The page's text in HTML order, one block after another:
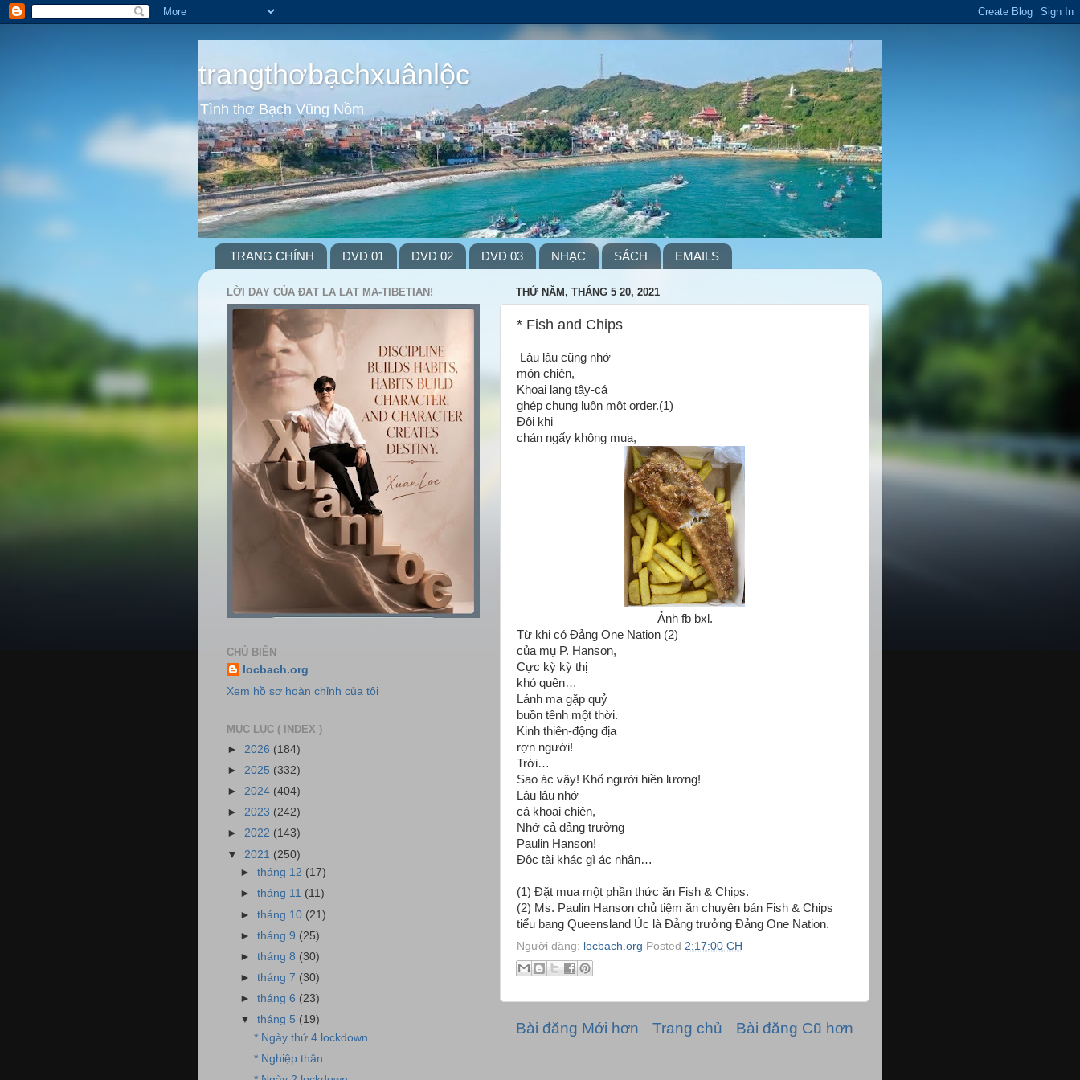
trangthơbạchxuânlộc
Tình thơ Bạch Vũng Nồm
TRANG CHÍNH DVD 01 DVD 02 DVD 03 NHẠC SÁCH EMAILS
THỨ NĂM, THÁNG 5 20, 2021
* Fish and Chips
Lâu lâu cũng nhớ
món chiên,
Khoai lang tây-cá
ghép chung luôn một order.(1)
Đôi khi
chán ngấy không mua,
Ảnh fb bxl.
Từ khi có Đảng One Nation (2)
của mụ P. Hanson,
Cực kỳ kỳ thị
khó quên…
Lánh ma gặp quỷ
buồn tênh một thời.
Kinh thiên-động địa
rợn người!
Trời…
Sao ác vậy! Khổ người hiền lương!
Lâu lâu nhớ
cá khoai chiên,
Nhớ cả đảng trưởng
Paulin Hanson!
Độc tài khác gì ác nhân…
(1) Đặt mua một phần thức ăn Fish & Chips.
(2) Ms. Paulin Hanson chủ tiệm ăn chuyên bán Fish & Chips
tiểu bang Queensland Úc là Đảng trưởng Đảng One Nation.
Người đăng: locbach.org Posted 2:17:00 CH
Bài đăng Mới hơn Bài đăng Cũ hơn
Trang chủ
LỜI DẠY CỦA ĐẠT LA LẠT MA-TIBETIAN!
CHỦ BIÊN
locbach.org
Xem hồ sơ hoàn chỉnh của tôi
MỤC LỤC ( INDEX )
► 2026 (184)
► 2025 (332)
► 2024 (404)
► 2023 (242)
► 2022 (143)
▼ 2021 (250)
►tháng 12 (17)
►tháng 11 (11)
►tháng 10 (21)
►tháng 9 (25)
►tháng 8 (30)
►tháng 7 (30)
►tháng 6 (23)
▼tháng 5 (19)
* Ngày thứ 4 lockdown
* Nghiệp thân